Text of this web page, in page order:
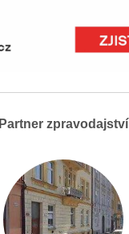
Partner zpravodajství